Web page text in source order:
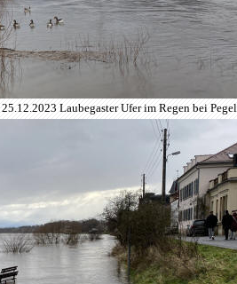
25.12.2023 Laubegaster Ufer im Regen bei